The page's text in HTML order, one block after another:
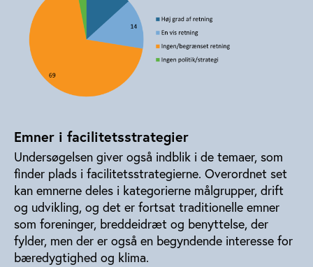
Emner i facilitetsstrategier
Undersøgelsen giver også indblik i de temaer, som
finder plads i facilitetsstrategierne. Overordnet set
kan emnerne deles i kategorierne målgrupper, drift
og udvikling, og det er fortsat traditionelle emner
som foreninger, breddeidræt og benyttelse, der
fylder, men der er også en begyndende interesse for
bæredygtighed og klima.